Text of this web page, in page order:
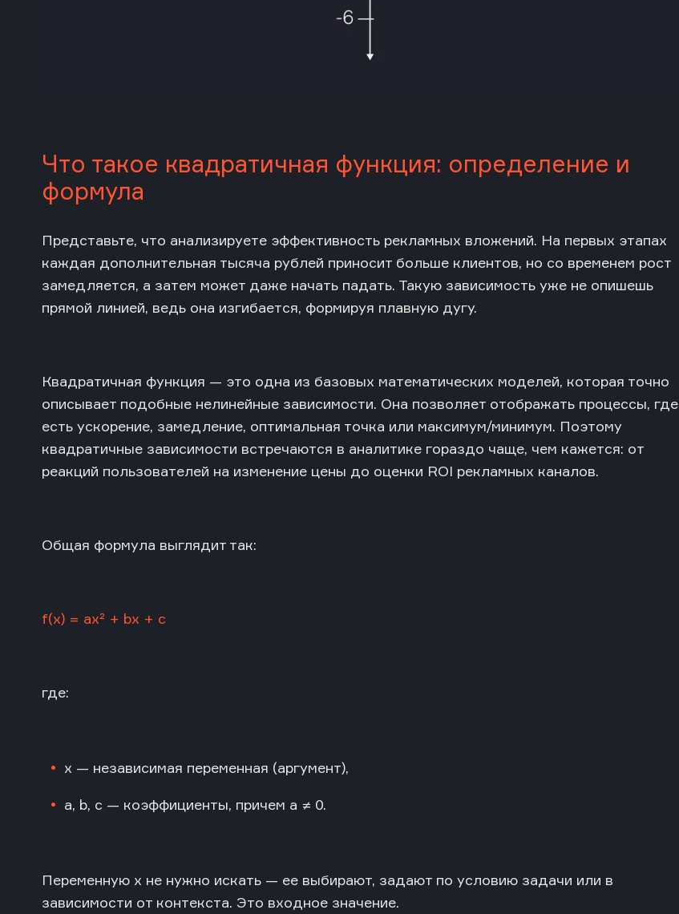
Что такое квадратичная функция: определение и
формула
Представьте, что анализируете эффективность рекламных вложений. На первых этапах
каждая дополнительная тысяча рублей приносит больше клиентов, но со временем рост
замедляется, а затем может даже начать падать. Такую зависимость уже не опишешь
прямой линией, ведь она изгибается, формируя плавную дугу.
Квадратичная функция — это одна из базовых математических моделей, которая точно
описывает подобные нелинейные зависимости. Она позволяет отображать процессы, где
есть ускорение, замедление, оптимальная точка или максимум/минимум. Поэтому
квадратичные зависимости встречаются в аналитике гораздо чаще, чем кажется: от
реакций пользователей на изменение цены до оценки ROI рекламных каналов.
Общая формула выглядит так:
f(x) = ax² + bx + c
где:
x — независимая переменная (аргумент),
a, b, c — коэффициенты, причем a ≠ 0.
Переменную x не нужно искать — ее выбирают, задают по условию задачи или в
зависимости от контекста. Это входное значение.